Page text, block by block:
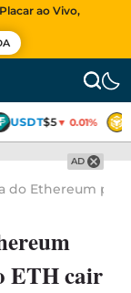
ao Vivo,
USDT$5▼ 0.01%
AD
do Ethereum
ETH cair